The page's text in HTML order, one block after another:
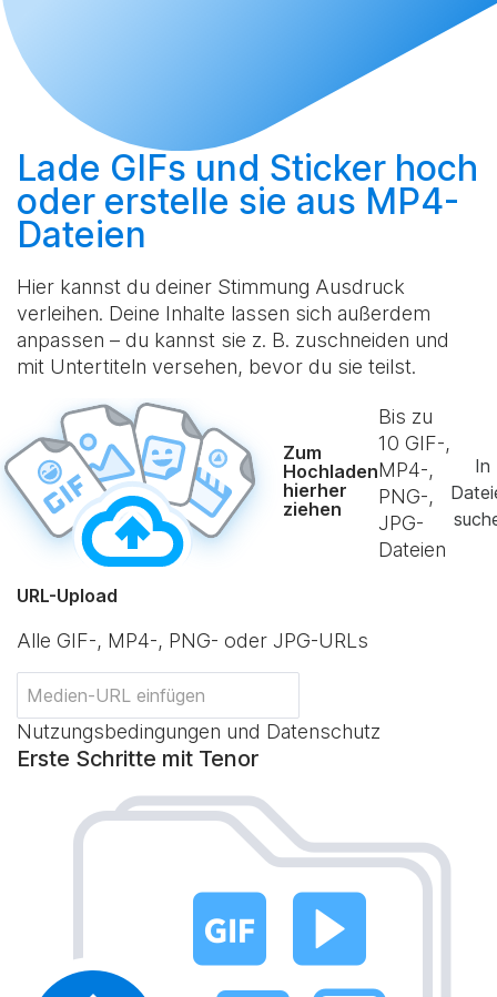
Lade GIFs und Sticker hoch
oder erstelle sie aus MP4-
Dateien
Hier kannst du deiner Stimmung Ausdruck
verleihen. Deine Inhalte lassen sich außerdem
anpassen – du kannst sie z. B. zuschneiden und
mit Untertiteln versehen, bevor du sie teilst.
Zum
Hochladen
hierher
ziehen
Bis zu
10 GIF-,
MP4-,
PNG-,
JPG-
Dateien
In
URL-Upload
Alle GIF-, MP4-, PNG- oder JPG-URLs
Nutzungsbedingungen und Datenschutz
Erste Schritte mit Tenor